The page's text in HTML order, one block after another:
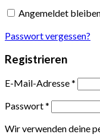
Angemeldet
Passwort vergessen?
Registrieren
E-Mail-Adresse*
Passwort*
Wir verwenden deine